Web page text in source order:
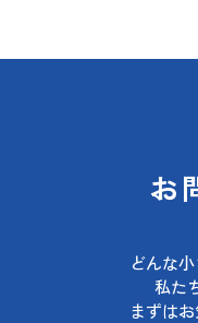
お
どんな
私た
まずは